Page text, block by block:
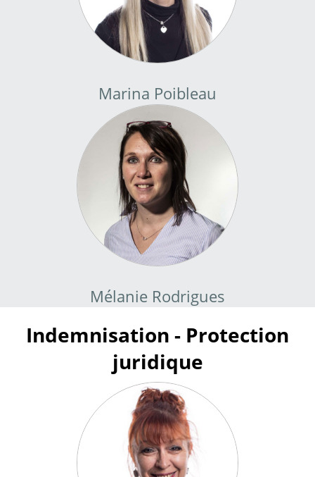
Marina Poibleau
Mélanie Rodrigues
Indemnisation - Protection
juridique